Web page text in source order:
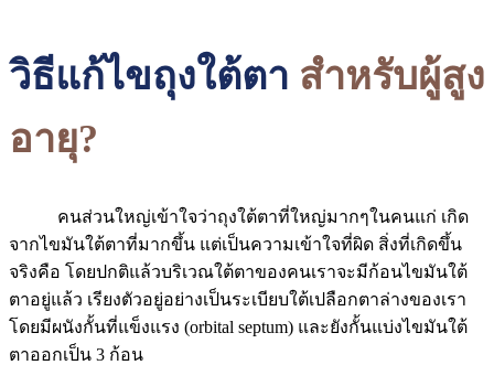
วิธีแก้ไขถุงใต้ตา สำหรับผู้สูง
อายุ?
คนส่วนใหญ่เข้าใจว่าถุงใต้ตาที่ใหญ่มากๆในคนแก่ เกิด
จากไขมันใต้ตาที่มากขึ้น แต่เป็นความเข้าใจที่ผิด สิ่งที่เกิดขึ้น
จริงคือ โดยปกติแล้วบริเวณใต้ตาของคนเราจะมีก้อนไขมันใต้
ตาอยู่แล้ว เรียงตัวอยู่อย่างเป็นระเบียบใต้เปลือกตาล่างของเรา
โดยมีผนังกั้นที่แข็งแรง (orbital septum) และยังกั้นแบ่งไขมันใต้
ตาออกเป็น 3 ก้อน